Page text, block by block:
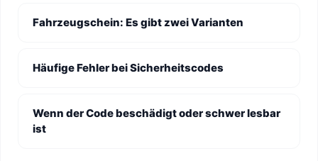
Fahrzeugschein: Es gibt zwei Varianten
Häufige Fehler bei Sicherheitscodes
Wenn der Code beschädigt oder schwer lesbar
ist